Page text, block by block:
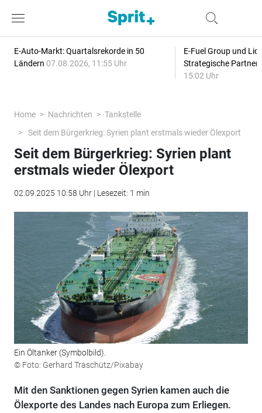
E-Auto-Markt: Quartalsrekorde in 50
Ländern 07.08.2026, 11:55 Uhr
E-Fuel Group und
Strategische
15:02 Uhr
Home Nachrichten
Tankstelle
Seit dem Bürgerkrieg: Syrien plant erstmals wieder Ölexport
Seit dem Bürgerkrieg: Syrien plant
erstmals wieder Ölexport
02.09.2025 10:58 Uhr | Lesezeit: 1 min
Ein Öltanker (Symbolbild).
© Foto: Gerhard Traschütz/Pixabay
Mit den Sanktionen gegen Syrien kamen auch die
Ölexporte des Landes nach Europa zum Erliegen.